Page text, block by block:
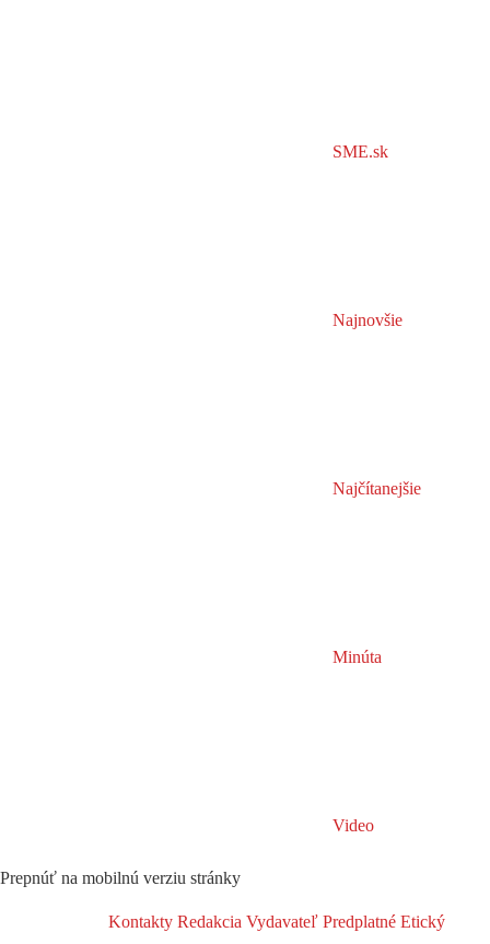
SME.sk
Najnovšie
Najčítanejšie
Minúta
Video
Prepnúť na mobilnú verziu stránky
Kontakty Redakcia Vydavateľ Predplatné Etický